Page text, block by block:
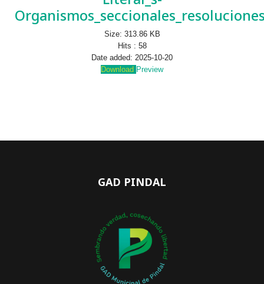
Size: 313.86 KB
Hits : 58
Date added: 2025-10-20
Download Preview
GAD PINDAL